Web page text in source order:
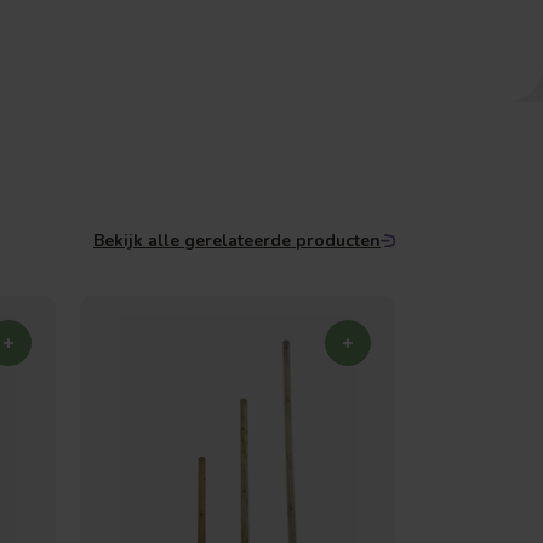
Bekijk alle gerelateerde producten